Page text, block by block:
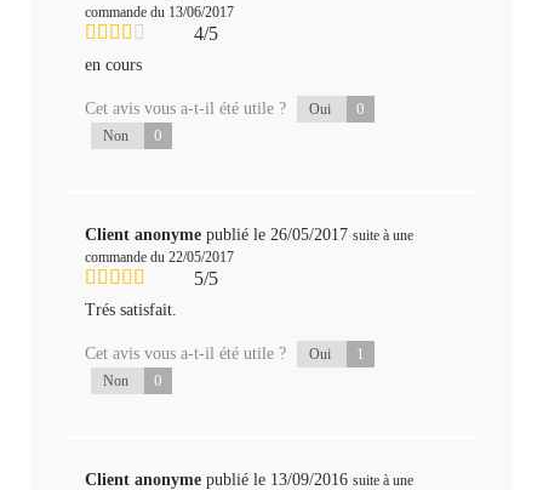
commande du 13/06/2017
4/5
en cours
Cet avis vous a-t-il été utile ? Oui 0
Non 0
Client anonyme publié le 26/05/2017 suite à une
commande du 22/05/2017
5/5
Trés satisfait.
Cet avis vous a-t-il été utile ? Oui 1
Non 0
Client anonyme publié le 13/09/2016 suite à une